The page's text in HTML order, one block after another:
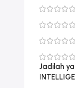
Jadilah